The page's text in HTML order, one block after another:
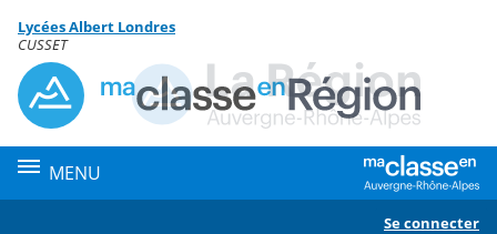
Menu de la rubrique
Contenu
Lycées Albert Londres
CUSSET
MENU
Se connecter